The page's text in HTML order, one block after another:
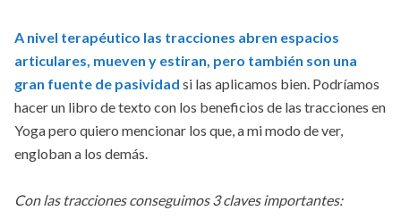
A nivel terapéutico las tracciones abren espacios
articulares, mueven y estiran, pero también son una
gran fuente de pasividad si las aplicamos bien. Podríamos
hacer un libro de texto con los beneficios de las tracciones en
Yoga pero quiero mencionar los que, a mi modo de ver,
engloban a los demás.
Con las tracciones conseguimos 3 claves importantes: